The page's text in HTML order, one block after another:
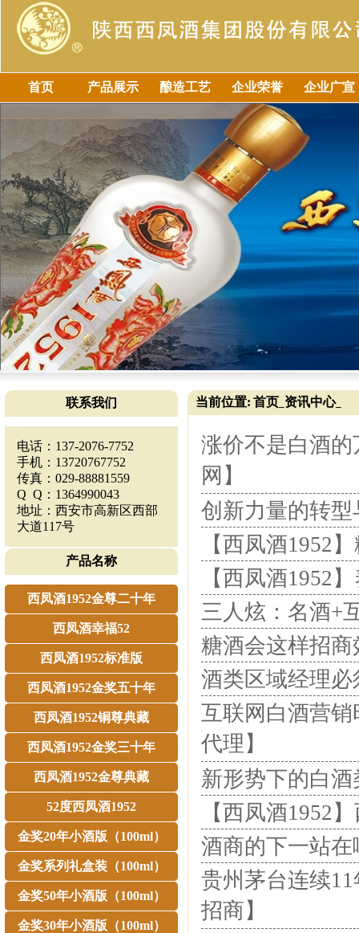
首页 产品展示 酿造工艺 企业荣誉 企业广宣
联系我们
电话：137-2076-7752
手机：13720767752
传真：029-88881559
Q Q：1364990043
地址：西安市高新区西部
大道117号
产品名称
西凤酒1952金尊二十年
西凤酒幸福52
西凤酒1952标准版
西凤酒1952金奖五十年
西凤酒1952铜尊典藏
西凤酒1952金奖三十年
西凤酒1952金尊典藏
52度西凤酒1952
金奖20年小酒版（100ml）
金奖系列礼盒装（100ml）
金奖50年小酒版（100ml）
金奖30年小酒版（100ml）
当前位置: 首页 资讯中心_
涨价不是白酒
网】
创新力量的转
【西凤酒1952
【西凤酒1952
三人炫：名酒+
糖酒会这样招
酒类区域经理必
互联网白酒营
代理】
新形势下的白
【西凤酒1952
酒商的下一站
贵州茅台连续
招商】